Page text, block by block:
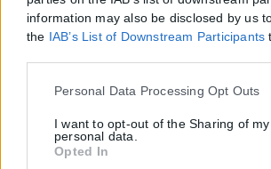
information may also be disclosed by us
the IAB’s List of Downstream Participants
Please note that this website/app uses
but not limited to your visit or usage
click to grant or deny consent to Google
tags to use your data for below specified
Personal Data Processing Opt Outs
I want to opt-out of the Sharing of my
personal data.
Opted In